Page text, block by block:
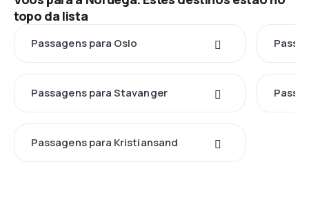
topo da lista
Passagens para Oslo
Passagens para Stavanger
Passagens para Kristiansand